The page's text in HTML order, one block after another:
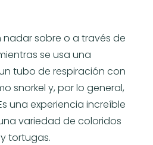
nadar sobre o a través de
se usa una
tubo de respiración con
snorkel y, por lo general,
una experiencia increíble
variedad de coloridos
tortugas.